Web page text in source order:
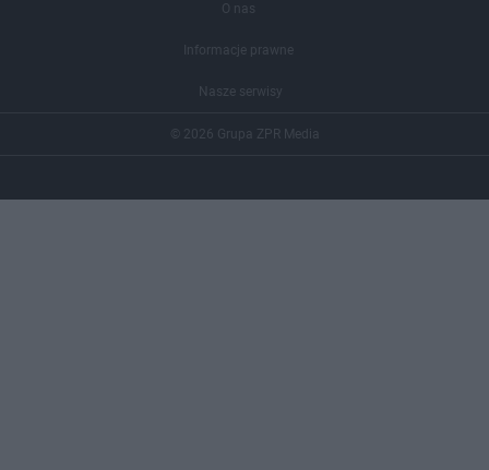
O nas
Informacje prawne
Nasze serwisy
© 2026 Grupa ZPR Media